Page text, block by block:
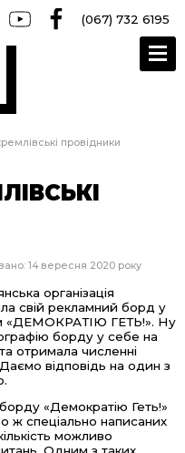
(067) 732 6195
провідники
14 вересня 2020 року
організація
свій рекламний борд у
«ДЕМОКРАТІЮ ГЕТЬ!». Ну
борду у себе на
отримала численні
відповідь на один з
«Демократію Геть!»
ж спеціально написаних
можливо